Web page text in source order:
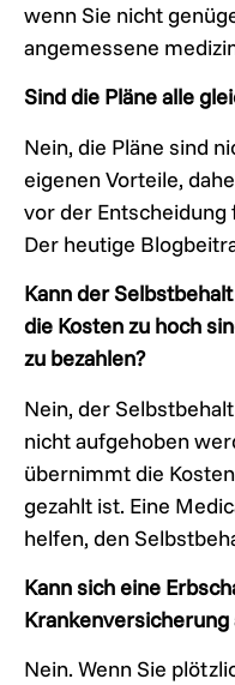
wenn Sie nicht
angemessene
Sind die Pläne alle
Nein, die Pläne sind
eigenen Vorteile,
vor der
Der heutige
Kann der
die Kosten zu hoch
zu bezahlen?
Nein, der
nicht aufgehoben
übernimmt die
gezahlt ist. Eine
helfen, den
Kann sich eine
Krankenversicherung
Nein. Wenn Sie